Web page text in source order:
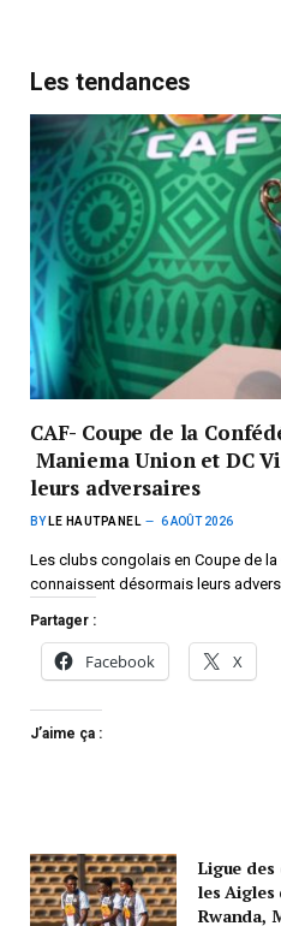
Les tendances
CAF- Coupe de la
Maniema Union et DC
leurs adversaires
BY LE HAUTPANEL 6 AOÛT 2026
Les clubs congolais en Coupe de
connaissent désormais leurs
Partager :
Facebook X
J’aime ça :
Ligue des
les Aigles
Rwanda,